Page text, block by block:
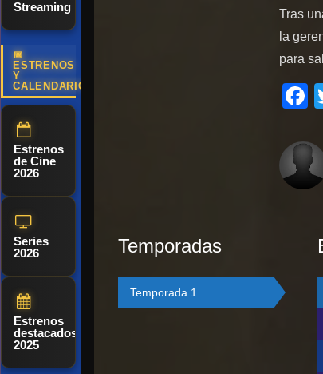
Streaming
📅
ESTRENOS
Y
CALENDARIO
Estrenos
de Cine
2026
Series
2026
Estrenos
destacados
2025
Tras
la
para
Temporadas
Temporada 1